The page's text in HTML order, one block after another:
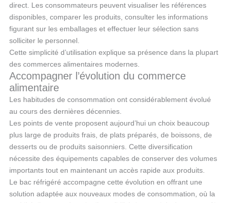
direct. Les consommateurs peuvent visualiser les références
disponibles, comparer les produits, consulter les informations
figurant sur les emballages et effectuer leur sélection sans
solliciter le personnel.
Cette simplicité d’utilisation explique sa présence dans la plupart
des commerces alimentaires modernes.
Accompagner l’évolution du commerce
alimentaire
Les habitudes de consommation ont considérablement évolué
au cours des dernières décennies.
Les points de vente proposent aujourd’hui un choix beaucoup
plus large de produits frais, de plats préparés, de boissons, de
desserts ou de produits saisonniers. Cette diversification
nécessite des équipements capables de conserver des volumes
importants tout en maintenant un accès rapide aux produits.
Le bac réfrigéré accompagne cette évolution en offrant une
solution adaptée aux nouveaux modes de consommation, où la